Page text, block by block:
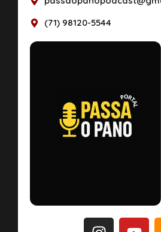
(71) 98120-5544